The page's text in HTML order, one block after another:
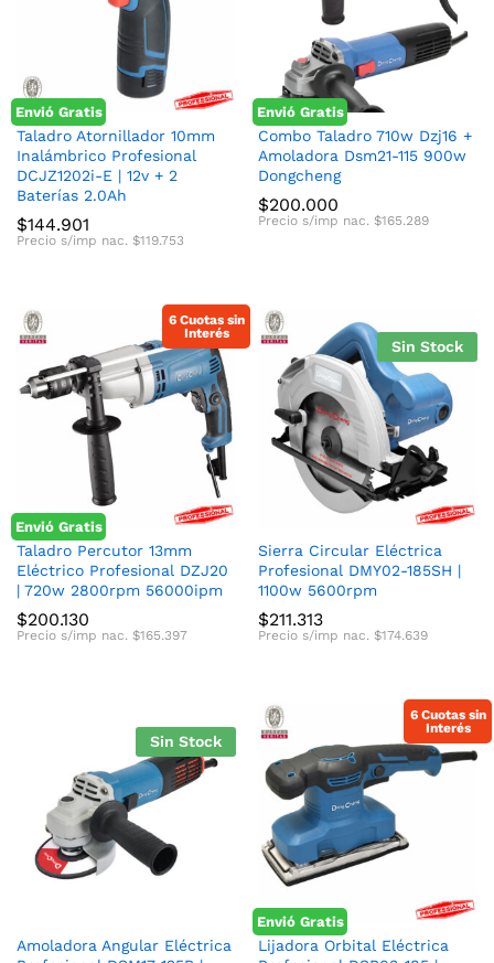
Envió Gratis
Taladro Atornillador 10mm
Inalámbrico Profesional
DCJZ1202i-E | 12v + 2
Baterías 2.0Ah
$144.901
Precio s/imp nac. $119.753
Envió Gratis
Combo Taladro 710w Dzj16 +
Amoladora Dsm21-115 900w
Dongcheng
$200.000
Precio s/imp nac. $165.289
6 Cuotas sin
Interés
Envió Gratis
Taladro Percutor 13mm
Eléctrico Profesional DZJ20
| 720w 2800rpm 56000ipm
$200.130
Precio s/imp nac. $165.397
Sin Stock
Sierra Circular Eléctrica
Profesional DMY02-185SH |
1100w 5600rpm
$211.313
Precio s/imp nac. $174.639
Sin Stock
Amoladora Angular Eléctrica
6 Cuotas sin
Interés
Envió Gratis
Lijadora Orbital Eléctrica